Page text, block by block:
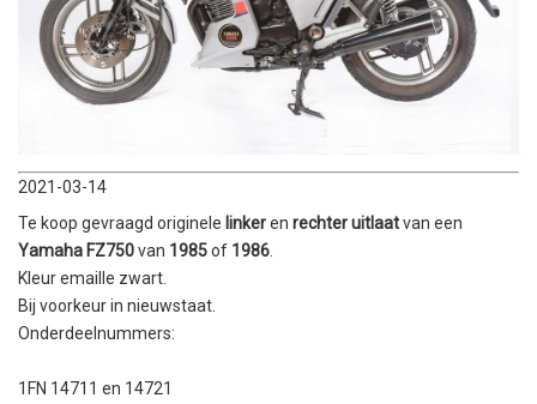
2021-03-14
Te koop gevraagd originele linkeren rechter uitlaatvan een
Yamaha FZ750van 1985of 1986
Kleur emaille zwart.
Bij voorkeur in nieuwstaat.
Onderdeelnummers:
1FN 14711 en 14721